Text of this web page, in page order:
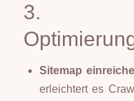
3.
Sitemap
erleichtert es